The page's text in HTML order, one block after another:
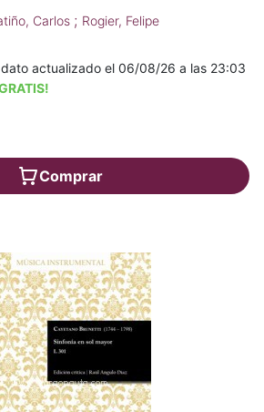
Carlos ; Rogier, Felipe
dato actualizado el 06/08/26 a las 23:03
Comprar